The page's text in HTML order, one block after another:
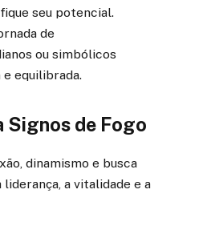
seu potencial.
de
ou simbólicos
equilibrada.
Signos de Fogo
dinamismo e busca
a vitalidade e a